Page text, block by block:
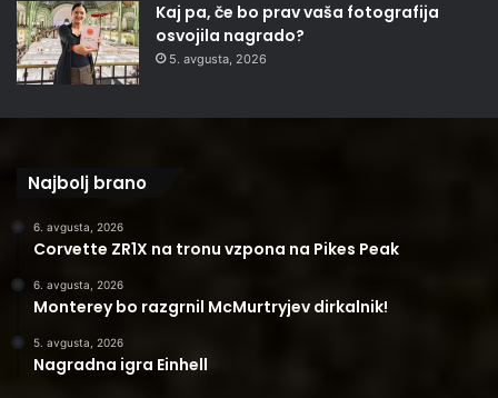
Kaj pa, če bo prav vaša fotografija
osvojila nagrado?
5. avgusta, 2026
Najbolj brano
6. avgusta, 2026
Corvette ZR1X na tronu vzpona na Pikes Peak
6. avgusta, 2026
Monterey bo razgrnil McMurtryjev dirkalnik!
5. avgusta, 2026
Nagradna igra Einhell